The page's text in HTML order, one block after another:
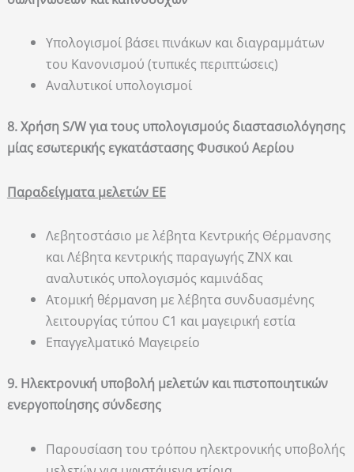
Υπολογισμοί βάσει πινάκων και διαγραμμάτων
του Κανονισμού (τυπικές περιπτώσεις)
Αναλυτικοί υπολογισμοί
8. Χρήση S/W για τους υπολογισμούς διαστασιολόγησης
μίας εσωτερικής εγκατάστασης Φυσικού Αερίου
Παραδείγματα μελετών ΕΕ
Λεβητοστάσιο με λέβητα Κεντρικής Θέρμανσης
και Λέβητα κεντρικής παραγωγής ΖΝΧ και
αναλυτικός υπολογισμός καμινάδας
Ατομική θέρμανση με λέβητα συνδυασμένης
λειτουργίας τύπου C1 και μαγειρική εστία
Επαγγελματικό Μαγειρείο
9. Ηλεκτρονική υποβολή μελετών και πιστοποιητικών
ενεργοποίησης σύνδεσης
Παρουσίαση του τρόπου ηλεκτρονικής υποβολής